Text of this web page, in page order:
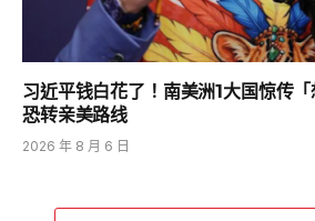
习近平钱白花了！南美洲1大国惊传
恐转亲美路线
2026 年 8 月 6 日